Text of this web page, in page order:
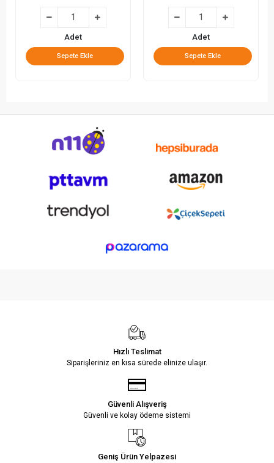
Adet
Sepete Ekle
Adet
Sepete Ekle
Hızlı Teslimat
Siparişleriniz en kısa sürede elinize ulaşır.
Güvenli Alışveriş
Güvenli ve kolay ödeme sistemi
Geniş Ürün Yelpazesi